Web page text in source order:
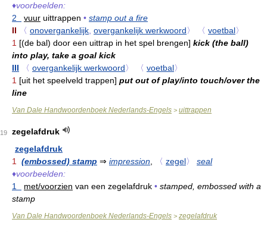
♦voorbeelden:
2
vuur uittrappen • stamp out a fire
II
〈 onovergankelijk, overgankelijk werkwoord〉 〈 voetbal〉
1 [(de bal) door een uittrap in het spel brengen] kick (the ball)
into play, take a goal kick
III
〈 overgankelijk werkwoord〉 〈 voetbal〉
1 [uit het speelveld trappen] put out of play/into touch/over the
line
Van Dale Handwoordenboek Nederlands-Engels > uittrappen
19
zegelafdruk
zegelafdruk
1 (embossed) stamp ⇒ impression, 〈 zegel〉
seal
♦voorbeelden:
1
met/voorzien van een zegelafdruk • stamped, embossed with a
stamp
Van Dale Handwoordenboek Nederlands-Engels > zegelafdruk